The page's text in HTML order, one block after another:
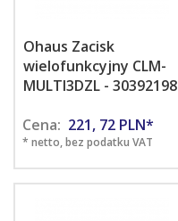
Ohaus Zacisk
wielofunkcyjny CLM-
MULTI3DZL - 30392198
Cena: 221, 72 PLN*
* netto, bez podatku VAT